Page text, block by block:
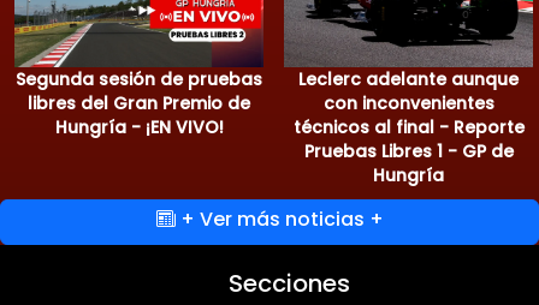
Segunda sesión de pruebas
libres del Gran Premio de
Hungría - ¡EN VIVO!
Leclerc adelante aunque
con inconvenientes
técnicos al final - Reporte
Pruebas Libres 1 - GP de
Hungría
+ Ver más noticias +
Secciones